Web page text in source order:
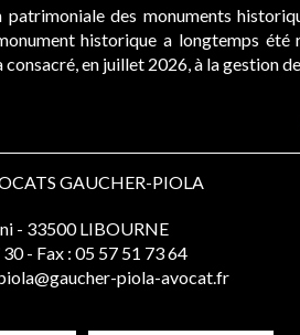
patrimoniale des monuments
historique a longtemps
consacré, en juillet 2026, à la gestion
GAUCHER-PIOLA
- 33500 LIBOURNE
30 - Fax : 05 57 51 73 64
piola-avocat.fr